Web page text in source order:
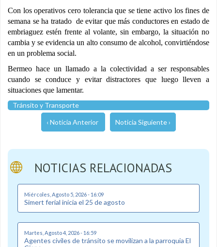
Con los operativos cero tolerancia que se tiene activo los fines de
semana se ha tratado de evitar que más conductores en estado de
embriaguez estén frente al volante, sin embargo, la situación no
cambia y se evidencia un alto consumo de alcohol, convirtiéndose
en un problema social.
Bermeo hace un llamado a la colectividad a ser responsables
cuando se conduce y evitar distractores que luego lleven a
situaciones que lamentar.
Tránsito y Transporte
‹ Noticia Anterior Noticia Siguiente ›
NOTICIAS RELACIONADAS
Miércoles, Agosto 5, 2026 - 16:09
Simert ferial inicia el 25 de agosto
Martes, Agosto 4, 2026 - 16:59
Agentes civiles de tránsito se movilizan a la parroquia El